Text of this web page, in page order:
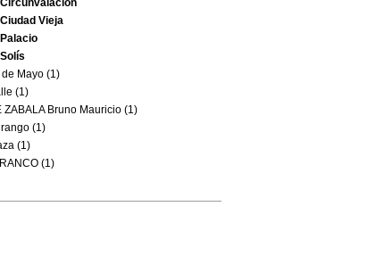
Circunvalación
Ciudad Vieja
Palacio
Solís
Mayo (1)
(1)
ZABALA Bruno Mauricio (1)
(1)
(1)
(1)